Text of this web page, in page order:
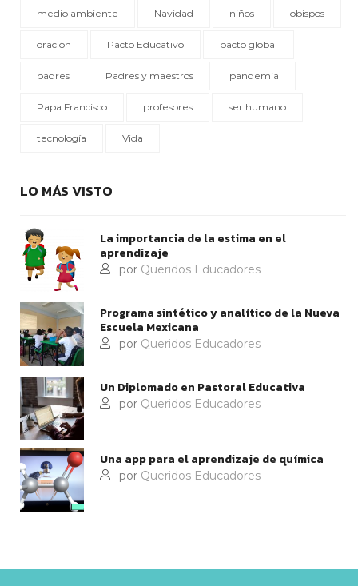
medio ambiente Navidad niños obispos
oración Pacto Educativo pacto global
padres Padres y maestros pandemia
Papa Francisco profesores ser humano
tecnología Vida
LO MÁS VISTO
La importancia de la estima en el
aprendizaje
por Queridos Educadores
Programa sintético y analítico de la Nueva
Escuela Mexicana
por Queridos Educadores
Un Diplomado en Pastoral Educativa
por Queridos Educadores
Una app para el aprendizaje de química
por Queridos Educadores